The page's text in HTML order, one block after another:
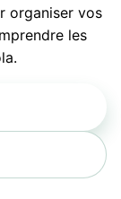
organiser vos
les